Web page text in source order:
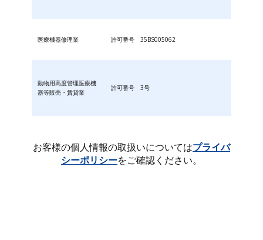
医療機器修理業 許可番号 35BS005062
動物用高度管理医療機
器等販売・賃貸業
許可番号 3号
お客様の個人情報の取扱いについてはプライバ
シーポリシーをご確認ください。